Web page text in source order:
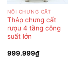
NỒI CHƯNG CẤT
Tháp chưng cất
rượu 4 tầng công
suất lớn
999.999₫